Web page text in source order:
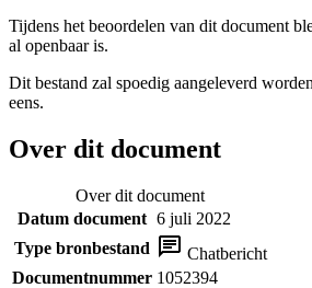
Tijdens het beoordelen van dit document
al openbaar is.
Dit bestand zal spoedig aangeleverd
eens.
Over dit document
Over dit document
Datum document 6 juli 2022
Type bronbestand
Chatbericht
Documentnummer 1052394